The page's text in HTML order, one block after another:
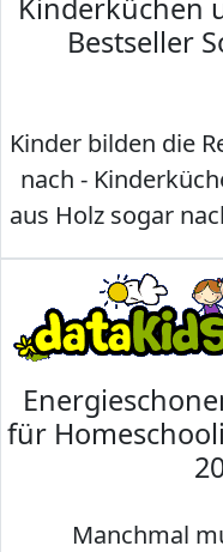
Kinderküchen
Bestseller
Kinder bilden die
nach -
aus Holz sogar
für
Manchmal